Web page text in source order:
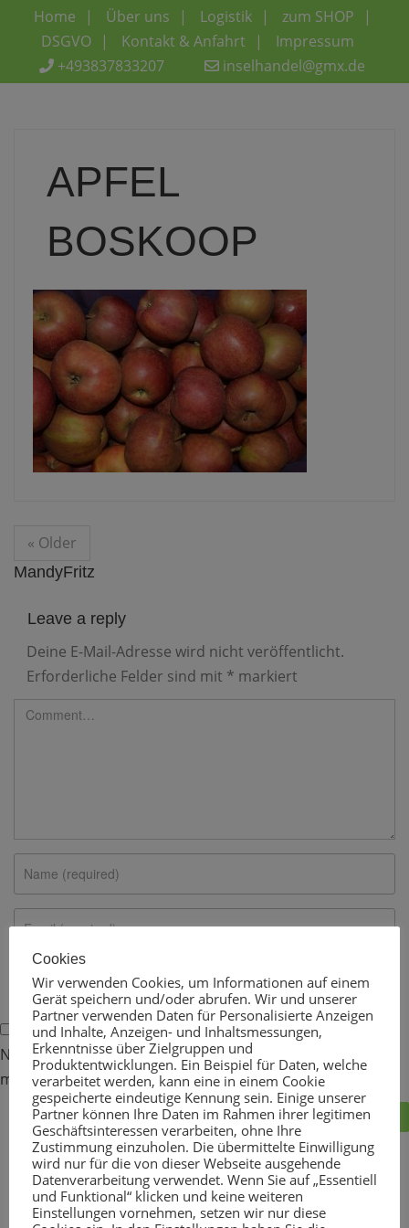
Home Über uns Logistik
zum SHOP
DSGVO
Kontakt & Anfahrt
Impressum
+493837833207
inselhandel@gmx.de
APFEL
BOSKOOP
« Older
MandyFritz
Leave a reply
Deine E-Mail-Adresse wird nicht veröffentlicht.
Erforderliche Felder sind mit * markiert
Name, E-Mail-Adresse und Website in diesem Browser für
meinen nächsten Kommentar speichern.
Sie erreichen uns:
Cookies
Wir verwenden Cookies, um Informationen auf einem
Gerät speichern und/oder abrufen. Wir und unserer
Partner verwenden Daten für Personalisierte Anzeigen
und Inhalte, Anzeigen- und Inhaltsmessungen,
Erkenntnisse über Zielgruppen und
Produktentwicklungen. Ein Beispiel für Daten, welche
verarbeitet werden, kann eine in einem Cookie
gespeicherte eindeutige Kennung sein. Einige unserer
Partner können Ihre Daten im Rahmen ihrer legitimen
Geschäftsinteressen verarbeiten, ohne Ihre
Zustimmung einzuholen. Die übermittelte Einwilligung
wird nur für die von dieser Webseite ausgehende
Datenverarbeitung verwendet. Wenn Sie auf „Essentiell
und Funktional“ klicken und keine weiteren
Einstellungen vornehmen, setzen wir nur diese